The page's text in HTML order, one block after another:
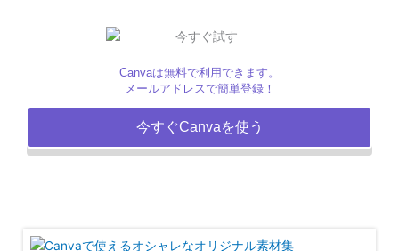
Canvaは無料で利用できます。
メールアドレスで簡単登録！
今すぐCanvaを使う